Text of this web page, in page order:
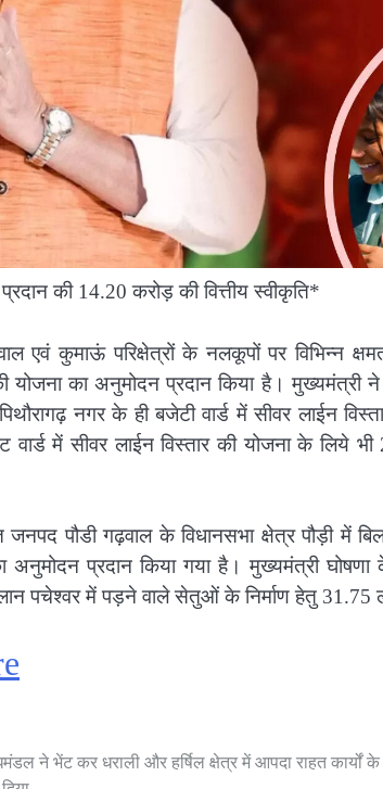
की 14.20 करोड़ की वित्तीय स्वीकृति*
एवं कुमाऊं परिक्षेत्रों के नलकूपों पर विभिन्न
योजना का अनुमोदन प्रदान किया है। मुख्यमंत्री
नगर के ही बजेटी वार्ड में सीवर लाईन
वार्ड में सीवर लाईन विस्तार की योजना के लिये
जनपद पौडी गढ़वाल के विधानसभा क्षेत्र पौड़ी में
प्रदान किया गया है। मुख्यमंत्री घोषणा
पचेश्वर में पड़ने वाले सेतुओं के निर्माण हेतु 31.75
ने भेंट कर धराली और हर्षिल क्षेत्र में आपदा राहत कार्यों के